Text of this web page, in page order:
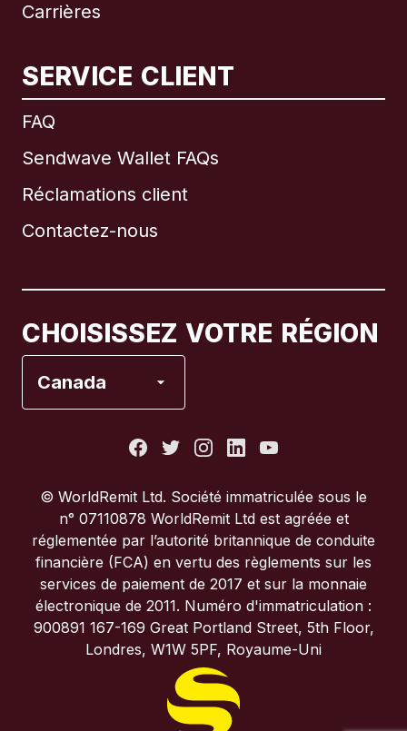
Carrières
SERVICE CLIENT
FAQ
Sendwave Wallet FAQs
Réclamations client
Contactez-nous
CHOISISSEZ VOTRE RÉGION
Canada
International English
Brésil
Italie
Portugal
Royaume-Uni
© WorldRemit Ltd. Société immatriculée sous le
n° 07110878 WorldRemit Ltd est agréée et
réglementée par l’autorité britannique de conduite
financière (FCA) en vertu des règlements sur les
services de paiement de 2017 et sur la monnaie
électronique de 2011. Numéro d'immatriculation :
900891 167-169 Great Portland Street, 5th Floor,
Londres, W1W 5PF, Royaume-Uni